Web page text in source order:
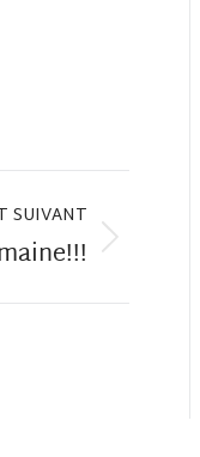
SUIVANT